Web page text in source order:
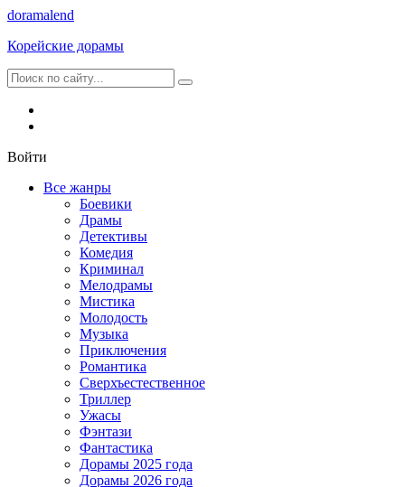
doramalend
Корейские дорамы
Войти
Все жанры
Боевики
Драмы
Детективы
Комедия
Криминал
Мелодрамы
Мистика
Молодость
Музыка
Приключения
Романтика
Сверхъестественное
Триллер
Ужасы
Фэнтази
Фантастика
Дорамы 2025 года
Дорамы 2026 года